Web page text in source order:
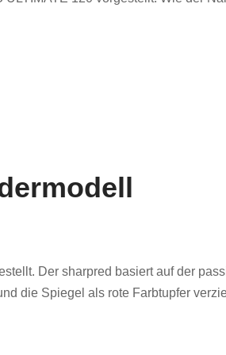
Der sharpred basiert auf der
die Spiegel als rote Farbtupfer